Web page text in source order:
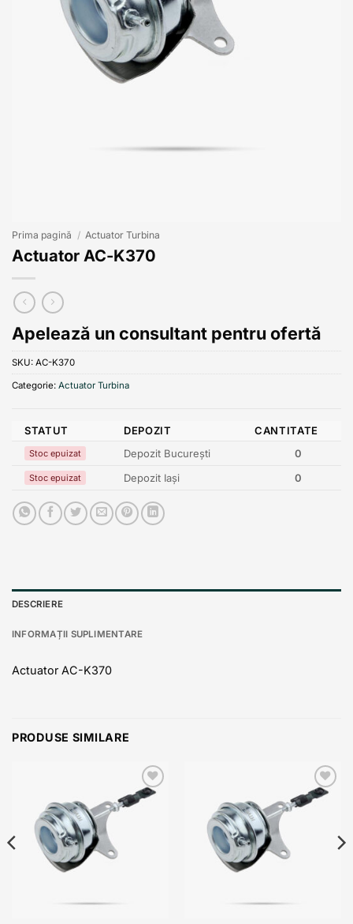
Prima pagină / Actuator Turbina
Actuator AC-K370
Apelează un consultant pentru ofertă
SKU: AC-K370
Categorie: Actuator Turbina
STATUT DEPOZIT CANTITATE
Stoc epuizat Depozit București 0
Stoc epuizat Depozit Iași 0
DESCRIERE
INFORMAȚII SUPLIMENTARE
Actuator AC-K370
PRODUSE SIMILARE
Add to
wishlist
Add to
wishlist